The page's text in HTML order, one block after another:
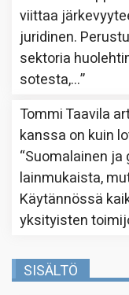
viittaa
juridinen.
sektoria
sotesta,…”
Tommi Taavila
kanssa on kuin
“Suomalainen ja
lainmukaista,
Käytännössä
yksityisten
SISÄLTÖ